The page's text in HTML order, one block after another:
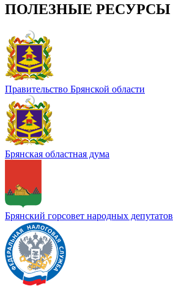
ПОЛЕЗНЫЕ РЕСУРСЫ
Правительство Брянской области
Брянская областная дума
Брянский горсовет народных депутатов